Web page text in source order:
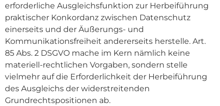
erforderliche Ausgleichsfunktion zur Herbeiführung
praktischer Konkordanz zwischen Datenschutz
einerseits und der Äußerungs- und
Kommunikationsfreiheit andererseits herstelle. Art.
85 Abs. 2 DSGVO mache im Kern nämlich keine
materiell-rechtlichen Vorgaben, sondern stelle
vielmehr auf die Erforderlichkeit der Herbeiführung
des Ausgleichs der widerstreitenden
Grundrechtspositionen ab.